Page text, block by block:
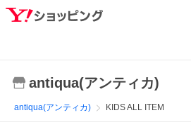
antiqua(アンティカ)
antiqua(アンティカ) KIDS ALL ITEM